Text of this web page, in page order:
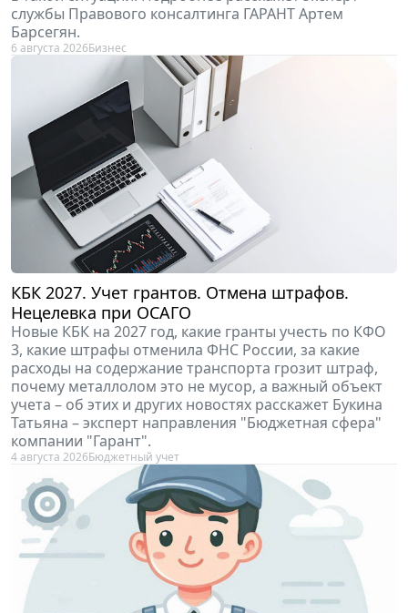
службы Правового консалтинга ГАРАНТ Артем
Барсегян.
6 августа 2026Бизнес
КБК 2027. Учет грантов. Отмена штрафов.
Нецелевка при ОСАГО
Новые КБК на 2027 год, какие гранты учесть по КФО
3, какие штрафы отменила ФНС России, за какие
расходы на содержание транспорта грозит штраф,
почему металлолом это не мусор, а важный объект
учета – об этих и других новостях расскажет Букина
Татьяна – эксперт направления "Бюджетная сфера"
компании "Гарант".
4 августа 2026Бюджетный учет